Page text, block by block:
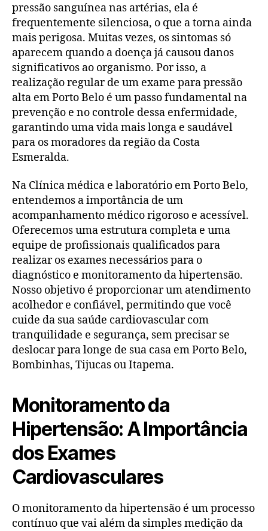
pressão sanguínea nas artérias, ela é
frequentemente silenciosa, o que a torna ainda
mais perigosa. Muitas vezes, os sintomas só
aparecem quando a doença já causou danos
significativos ao organismo. Por isso, a
realização regular de um exame para pressão
alta em Porto Belo é um passo fundamental na
prevenção e no controle dessa enfermidade,
garantindo uma vida mais longa e saudável
para os moradores da região da Costa
Esmeralda.
Na Clínica médica e laboratório em Porto Belo,
entendemos a importância de um
acompanhamento médico rigoroso e acessível.
Oferecemos uma estrutura completa e uma
equipe de profissionais qualificados para
realizar os exames necessários para o
diagnóstico e monitoramento da hipertensão.
Nosso objetivo é proporcionar um atendimento
acolhedor e confiável, permitindo que você
cuide da sua saúde cardiovascular com
tranquilidade e segurança, sem precisar se
deslocar para longe de sua casa em Porto Belo,
Bombinhas, Tijucas ou Itapema.
Monitoramento da
Hipertensão: A Importância
dos Exames
Cardiovasculares
O monitoramento da hipertensão é um processo
contínuo que vai além da simples medição da